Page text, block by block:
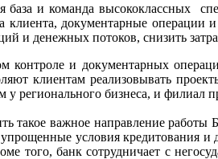
база и команда высококлассных
клиента, документарные
и денежных потоков, снизить
контроле и документарных
клиентам реализовывать
регионального бизнеса, и филиал
такое важное направление
условия кредитования
того, банк сотрудничает с